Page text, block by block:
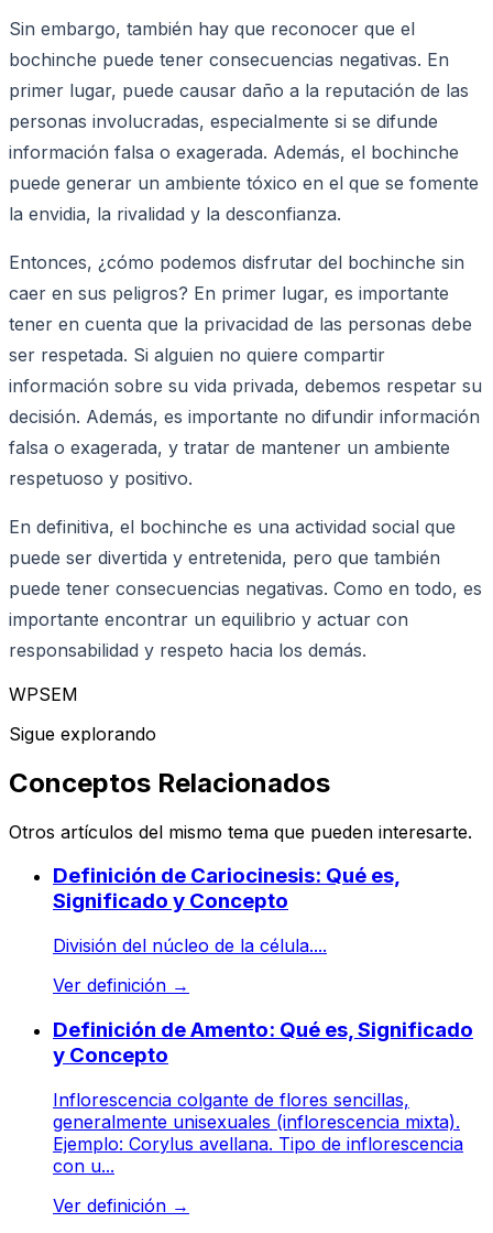
Sin embargo, también hay que reconocer que el
bochinche puede tener consecuencias negativas. En
primer lugar, puede causar daño a la reputación de las
personas involucradas, especialmente si se difunde
información falsa o exagerada. Además, el bochinche
puede generar un ambiente tóxico en el que se fomente
la envidia, la rivalidad y la desconfianza.
Entonces, ¿cómo podemos disfrutar del bochinche sin
caer en sus peligros? En primer lugar, es importante
tener en cuenta que la privacidad de las personas debe
ser respetada. Si alguien no quiere compartir
información sobre su vida privada, debemos respetar su
decisión. Además, es importante no difundir información
falsa o exagerada, y tratar de mantener un ambiente
respetuoso y positivo.
En definitiva, el bochinche es una actividad social que
puede ser divertida y entretenida, pero que también
puede tener consecuencias negativas. Como en todo, es
importante encontrar un equilibrio y actuar con
responsabilidad y respeto hacia los demás.
WPSEM
Sigue explorando
Conceptos Relacionados
Otros artículos del mismo tema que pueden interesarte.
Definición de Cariocinesis: Qué es,
Significado y Concepto
División del núcleo de la célula....
Ver definición →
Definición de Amento: Qué es, Significado
y Concepto
Inflorescencia colgante de flores sencillas,
generalmente unisexuales (inflorescencia mixta).
Ejemplo: Corylus avellana. Tipo de inflorescencia
con u...
Ver definición →